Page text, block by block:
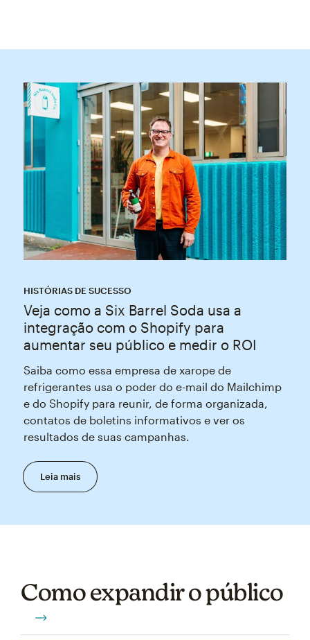
HISTÓRIAS DE SUCESSO
Veja como a Six Barrel Soda usa a
integração com o Shopify para
aumentar seu público e medir o ROI
Saiba como essa empresa de xarope de
refrigerantes usa o poder do e-mail do Mailchimp
e do Shopify para reunir, de forma organizada,
contatos de boletins informativos e ver os
resultados de suas campanhas.
Leia mais
Como expandir o público